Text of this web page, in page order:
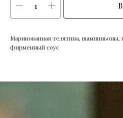
Маринованная телятина, шампиньоны,
фирменный соус